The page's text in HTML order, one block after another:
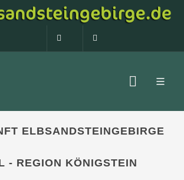
0160 99873408
ELBSANDSTEINGEBIRGE
- REGION KÖNIGSTEIN